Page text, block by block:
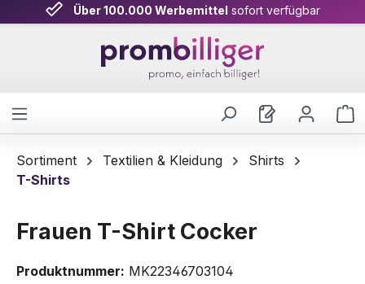
Zum Hauptinhalt springen
Über 100.000 Werbemittel sofort verfügbar
Sortiment Textilien & Kleidung
Shirts
T-Shirts
Frauen T-Shirt Cocker
Produktnummer: MK22346703104